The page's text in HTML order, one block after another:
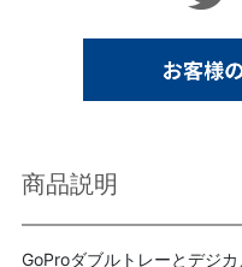
商品説明
GoProダブルトレーとデジ